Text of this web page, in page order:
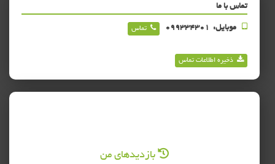
تماس با ما
موبایل: تماس
ذخیره اطلاعات تماس
بازدیدهای من